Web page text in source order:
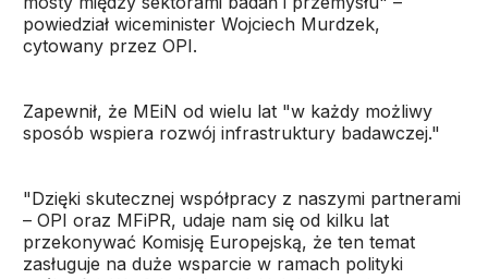
powiedział wiceminister Wojciech Murdzek,
cytowany przez OPI.
Zapewnił, że MEiN od wielu lat "w każdy możliwy
sposób wspiera rozwój infrastruktury badawczej."
"Dzięki skutecznej współpracy z naszymi partnerami
– OPI oraz MFiPR, udaje nam się od kilku lat
przekonywać Komisję Europejską, że ten temat
zasługuje na duże wsparcie w ramach polityki